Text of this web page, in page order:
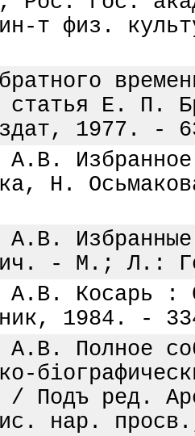
т физ.
статья Е. П.
1977. -
А.В.
Н.
А.В.
- М.; Л.:
А.В. Косарь :
1984. -
А.В. Полное
/ Подъ ред.
нар.